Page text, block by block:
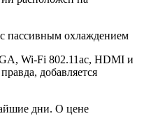
Wi-Fi 802.11ac, HDMI и
добавляется
дни. О цене